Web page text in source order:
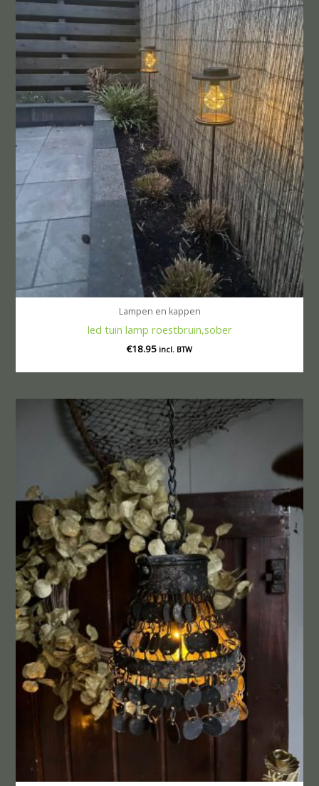
Lampen en kappen
led tuin lamp roestbruin,sober
€18.95 incl. BTW